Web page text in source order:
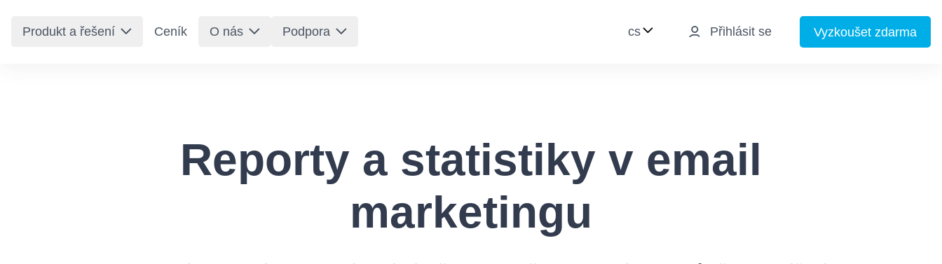
Emailkampane.cz
Produkt a řešení Ceník O nás Podpora Jazyk Přihlásit se Vyzkoušet zdarma
Reporty a statistiky v email
marketingu